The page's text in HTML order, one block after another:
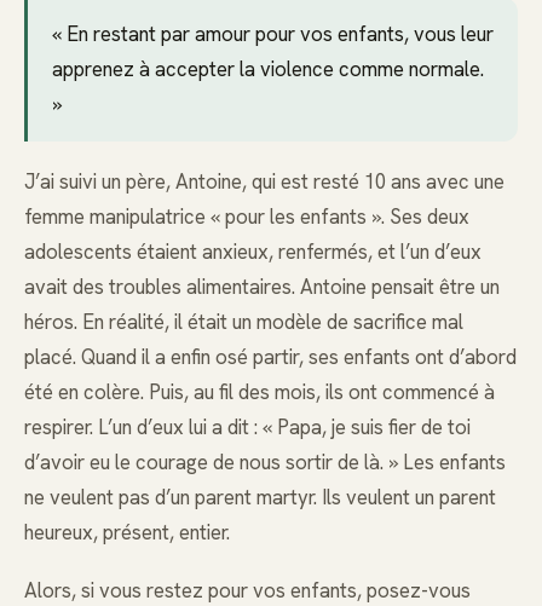
« En restant par amour pour vos enfants, vous leur
apprenez à accepter la violence comme normale.
»
J’ai suivi un père, Antoine, qui est resté 10 ans avec une
femme manipulatrice « pour les enfants ». Ses deux
adolescents étaient anxieux, renfermés, et l’un d’eux
avait des troubles alimentaires. Antoine pensait être un
héros. En réalité, il était un modèle de sacrifice mal
placé. Quand il a enfin osé partir, ses enfants ont d’abord
été en colère. Puis, au fil des mois, ils ont commencé à
respirer. L’un d’eux lui a dit : « Papa, je suis fier de toi
d’avoir eu le courage de nous sortir de là. » Les enfants
ne veulent pas d’un parent martyr. Ils veulent un parent
heureux, présent, entier.
Alors, si vous restez pour vos enfants, posez-vous